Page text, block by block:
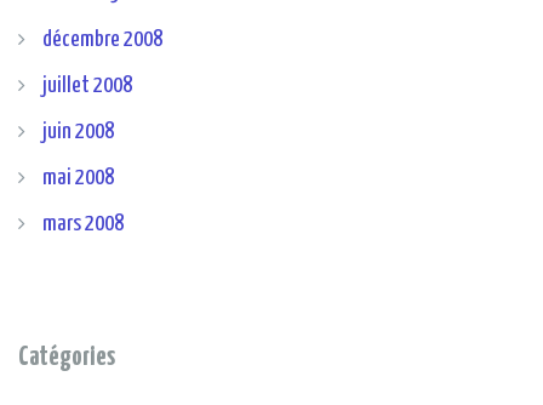
décembre 2008
juillet 2008
juin 2008
mai 2008
mars 2008
Catégories